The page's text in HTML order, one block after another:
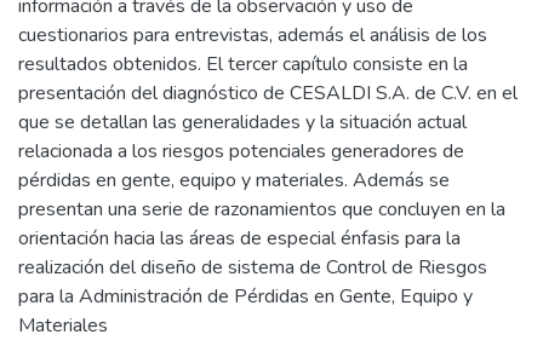
información a través de la observación y uso de
cuestionarios para entrevistas, además el análisis de los
resultados obtenidos. El tercer capítulo consiste en la
presentación del diagnóstico de CESALDI S.A. de C.V. en el
que se detallan las generalidades y la situación actual
relacionada a los riesgos potenciales generadores de
pérdidas en gente, equipo y materiales. Además se
presentan una serie de razonamientos que concluyen en la
orientación hacia las áreas de especial énfasis para la
realización del diseño de sistema de Control de Riesgos
para la Administración de Pérdidas en Gente, Equipo y
Materiales